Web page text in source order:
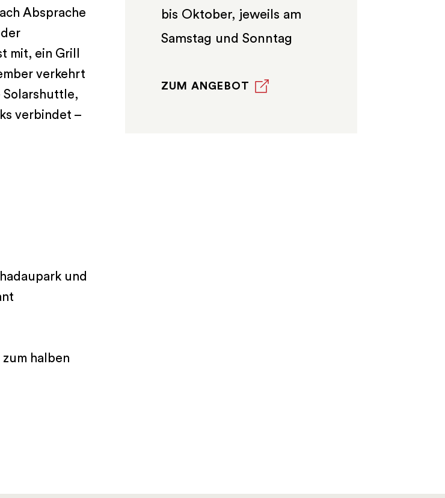
Absprache
mit, ein Grill
verkehrt
Solarshuttle,
verbindet –
und
halben
bis Oktober, jeweils am
Samstag und Sonntag
ZUM ANGEBOT